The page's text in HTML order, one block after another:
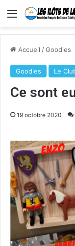
Menu
Accueil /Goodies
Goodies Le
Ce sont
19 octobre 2020